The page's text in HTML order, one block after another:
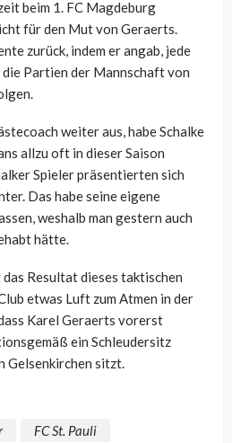
beim 1. FC Magdeburg
für den Mut von Geraerts.
zurück, indem er angab, jede
Partien der Mannschaft von
weiter aus, habe Schalke
allzu oft in dieser Saison
Spieler präsentierten sich
Das habe seine eigene
weshalb man gestern auch
hätte.
Resultat dieses taktischen
etwas Luft zum Atmen in der
Karel Geraerts vorerst
ein Schleudersitz
Gelsenkirchen sitzt.
FC St. Pauli